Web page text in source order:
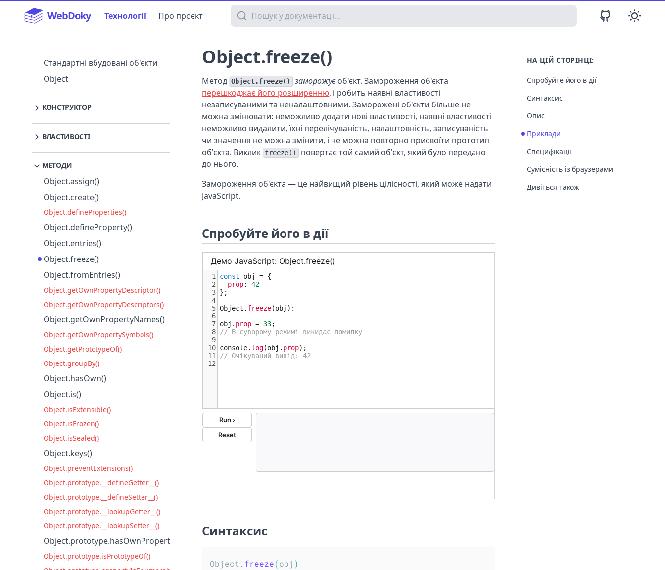
WebDoky Технології Про проєкт Пошук у документації
Object.freeze()
Метод Object.freeze() заморожуєоб'єкт. Замороження об'єкта
перешкоджає його розширенню, і робить наявні властивості
незаписуваними та неналаштовними. Заморожені об'єкти більше не
можна змінювати: неможливо додати нові властивості, наявні властивості
неможливо видалити, їхні перелічуваність, налаштовність, записуваність
чи значення не можна змінити, і не можна повторно присвоїти прототип
об'єкта. Виклик freeze()
повертає той самий об'єкт, який було передано
до нього.
Замороження об'єкта — це найвищий рівень цілісності, який може надати
JavaScript.
Спробуйте його в дії
Синтаксис
Object . freeze(obj )
НА ЦІЙ СТОРІНЦІ:
Спробуйте його в дії
Синтаксис
Опис
Приклади
Специфікації
Сумісність із браузерами
Дивіться також
Навігація
Стандартні вбудовані об'єкти
Object
КОНСТРУКТОР
Object() constructor
ВЛАСТИВОСТІ
Object.prototype.__proto__
Object.prototype.constructor
МЕТОДИ
Object.assign()
Object.create()
Object.defineProperties()
Object.defineProperty()
Object.entries()
Object.freeze()
Object.fromEntries()
Object.getOwnPropertyDescriptor()
Object.getOwnPropertyDescriptors()
Object.getOwnPropertyNames()
Object.getOwnPropertySymbols()
Object.getPrototypeOf()
Object.groupBy()
Object.hasOwn()
Object.is()
Object.isExtensible()
Object.isFrozen()
Object.isSealed()
Object.keys()
Object.preventExtensions()
Object.prototype.__defineGetter__()
Object.prototype.__defineSetter__()
Object.prototype.__lookupGetter__()
Object.prototype.__lookupSetter__()
Object.prototype.hasOwnProperty()
Object.prototype.isPrototypeOf()